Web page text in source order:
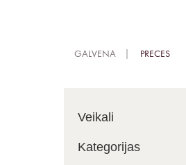
GALVENA PRECES
Veikali
Kategorijas